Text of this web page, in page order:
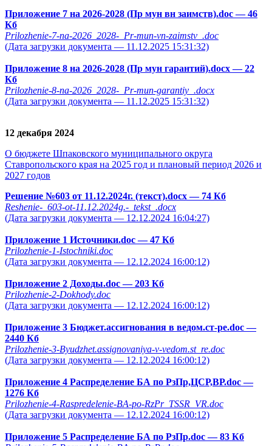
Приложение 7 на 2026-2028 (Пр мун вн заимств).doc— 46
Кб
Prilozhenie-7-na-2026_2028-_Pr-mun-vn-zaimstv_.doc
(Дата загрузки документа — 11.12.2025 15:31:32)
Приложение 8 на 2026-2028 (Пр мун гарантий).docx— 22
Кб
Prilozhenie-8-na-2026_2028-_Pr-mun-garantiy_.docx
(Дата загрузки документа — 11.12.2025 15:31:32)
12 декабря 2024
О бюджете Шпаковского муниципального округа
Ставропольского края на 2025 год и плановый период 2026 и
2027 годов
Решение №603 от 11.12.2024г. (текст).docx— 74 Кб
Reshenie-_603-ot-11.12.2024g.-_tekst_.docx
(Дата загрузки документа — 12.12.2024 16:04:27)
Приложение 1 Источники.doc— 47 Кб
Prilozhenie-1-Istochniki.doc
(Дата загрузки документа — 12.12.2024 16:00:12)
Приложение 2 Доходы.doc— 203 Кб
Prilozhenie-2-Dokhody.doc
(Дата загрузки документа — 12.12.2024 16:00:12)
Приложение 3 Бюджет.ассигнования в ведом.ст-ре.doc—
2440 Кб
Prilozhenie-3-Byudzhet.assignovaniya-v-vedom.st_re.doc
(Дата загрузки документа — 12.12.2024 16:00:12)
Приложение 4 Распределение БА по РзПр,ЦСР,ВР.doc—
1276 Кб
Prilozhenie-4-Raspredelenie-BA-po-RzPr_TSSR_VR.doc
(Дата загрузки документа — 12.12.2024 16:00:12)
Приложение 5 Распределение БА по РзПр.doc— 83 Кб